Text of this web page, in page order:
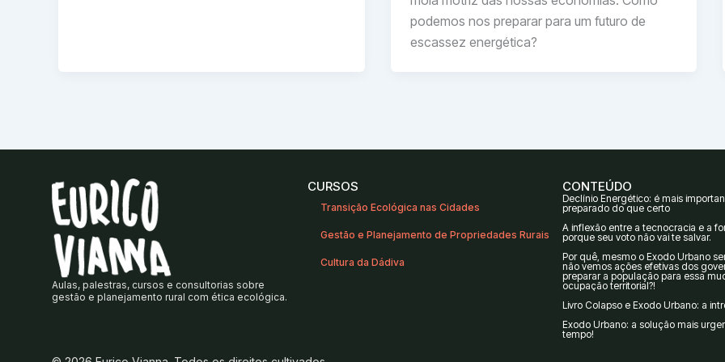
podemos nos preparar para um futuro de
escassez energética?
Aulas, palestras, cursos e consultorias sobre
gestão e planejamento rural com ética ecológica.
CURSOS
Transição Ecológica nas Cidades
Gestão e Planejamento de Propriedades Rurais
Cultura da Dádiva
CONTEÚDO
Declínio Energético: é mais
preparado do que certo
A inflexão entre a tecnocracia e a
porque seu voto não vai te salvar.
Por quê, mesmo o Êxodo Urbano
não vemos ações efetivas dos
preparar a população para essa
ocupação territorial?!
Livro Colapso e Êxodo Urbano: a
Êxodo Urbano: a solução mais
tempo!